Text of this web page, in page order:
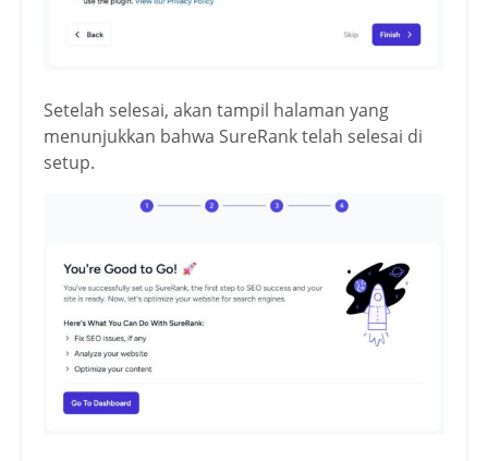
Setelah selesai, akan tampil halaman yang
menunjukkan bahwa SureRank telah selesai di
setup.